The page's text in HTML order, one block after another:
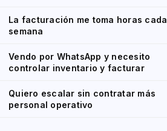
La facturación me toma horas cada
semana
Vendo por WhatsApp y necesito
controlar inventario y facturar
Quiero escalar sin contratar más
personal operativo